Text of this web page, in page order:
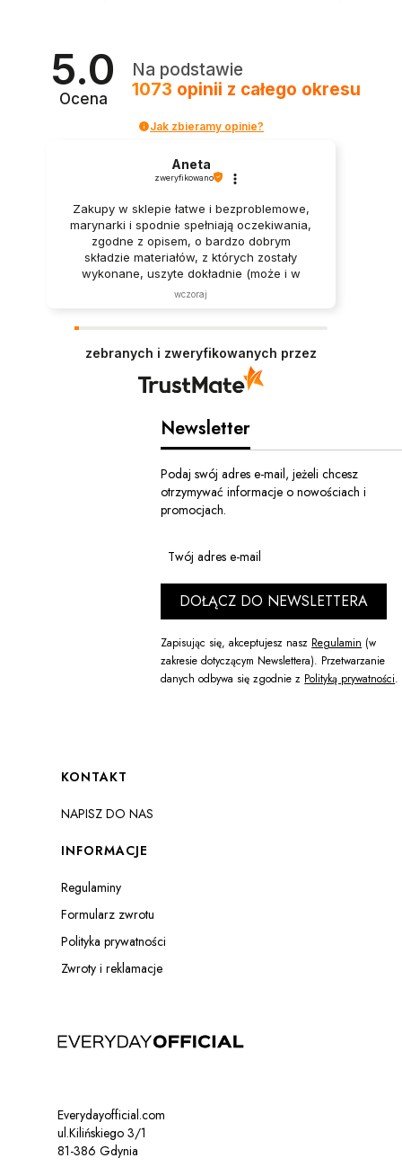
5.0
Ocena
Na podstawie
1073 opinii z całego okresu
Jak zbieramy opinie?
Aneta
zweryfikowano
Zakupy w sklepie łatwe i bezproblemowe,
marynarki i spodnie spełniają oczekiwania,
zgodne z opisem, o bardzo dobrym
składzie materiałów, z których zostały
wykonane, uszyte dokładnie (może i w
innych sklepach zdarza się to coraz
wczoraj
zebranych i zweryfikowanych przez
Newsletter
Podaj swój adres e-mail, jeżeli chcesz
otrzymywać informacje o nowościach i
promocjach.
Twój adres e-mail
DOŁĄCZ DO NEWSLETTERA
Zapisując się, akceptujesz nasz Regulamin (w
zakresie dotyczącym Newslettera). Przetwarzanie
danych odbywa się zgodnie z Polityką prywatności.
Linki w stopce
KONTAKT
NAPISZ DO NAS
INFORMACJE
Regulaminy
Formularz zwrotu
Polityka prywatności
Zwroty i reklamacje
Everydayofficial.com
ul.Kilińskiego 3/1
81-386 Gdynia